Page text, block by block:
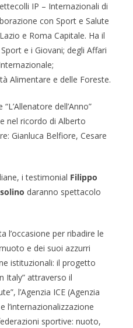
IP – Internazionali di
con Sport e Salute
e Roma Capitale. Ha il
e i Giovani; degli Affari
Alimentare e delle Foreste.
dell’Anno”
nel ricordo di Alberto
Gianluca Belfiore, Cesare
i testimonial Filippo
daranno spettacolo
l’occasione per ribadire le
e dei suoi azzurri
istituzionali: il progetto
Italy” attraverso il
l’Agenzia ICE (Agenzia
l’internazionalizzazione
sportive: nuoto,